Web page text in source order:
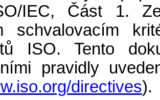
IEC, Část 1.
schvalovacím
ISO. Tento
pravidly
directives).